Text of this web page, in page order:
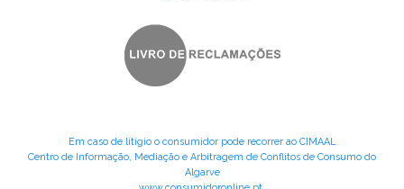
Em caso de litígio o consumidor pode recorrer ao CIMAAL
Centro de Informação, Mediação e Arbitragem de Conflitos de Consumo do
Algarve